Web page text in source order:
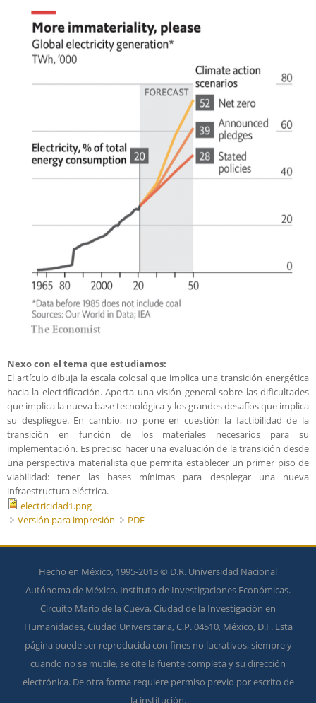
Nexo con el tema que estudiamos:
El artículo dibuja la escala colosal que implica una transición energética
hacia la electrificación. Aporta una visión general sobre las dificultades
que implica la nueva base tecnológica y los grandes desafíos que implica
su despliegue. En cambio, no pone en cuestión la factibilidad de la
transición en función de los materiales necesarios para su
implementación. Es preciso hacer una evaluación de la transición desde
una perspectiva materialista que permita establecer un primer piso de
viabilidad: tener las bases mínimas para desplegar una nueva
infraestructura eléctrica.
electricidad1.png
Versión para impresión
PDF
Hecho en México, 1995-2013 © D.R. Universidad Nacional
Autónoma de México. Instituto de Investigaciones Económicas.
Circuito Mario de la Cueva, Ciudad de la Investigación en
Humanidades, Ciudad Universitaria, C.P. 04510, México, D.F. Esta
página puede ser reproducida con fines no lucrativos, siempre y
cuando no se mutile, se cite la fuente completa y su dirección
electrónica. De otra forma requiere permiso previo por escrito de
la institución.